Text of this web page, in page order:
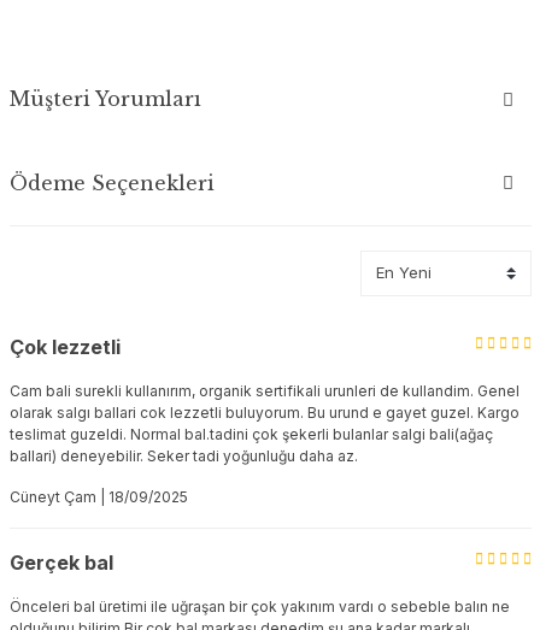
Müşteri Yorumları
Ödeme Seçenekleri
Çok lezzetli
Cam bali surekli kullanırım, organik sertifikali urunleri de kullandim. Genel
olarak salgı ballari cok lezzetli buluyorum. Bu urund e gayet guzel. Kargo
teslimat guzeldi. Normal bal.tadini çok şekerli bulanlar salgi bali(ağaç
ballari) deneyebilir. Seker tadi yoğunluğu daha az.
Cüneyt Çam | 18/09/2025
Gerçek bal
Önceleri bal üretimi ile uğraşan bir çok yakınım vardı o sebeble balın ne